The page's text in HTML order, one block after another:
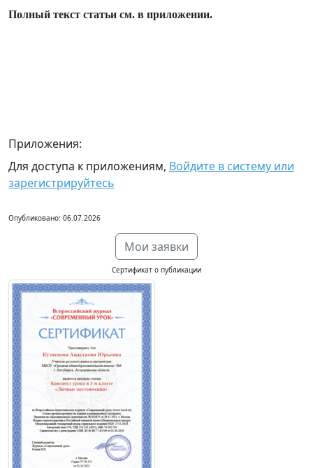
Полный текст статьи см. в приложении.
Приложения:
Для доступа к приложениям, Войдите в систему или
зарегистрируйтесь
Опубликовано: 06.07.2026
Мои заявки
Сертификат о публикации